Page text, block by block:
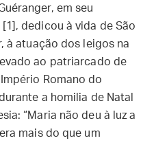
em seu
[1], dedicou à vida de São
à atuação dos leigos na
ao patriarcado de
Romano do
a homilia de Natal
“Maria não deu à luz a
mais do que um